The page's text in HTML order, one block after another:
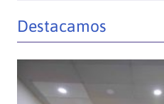
Destacamos